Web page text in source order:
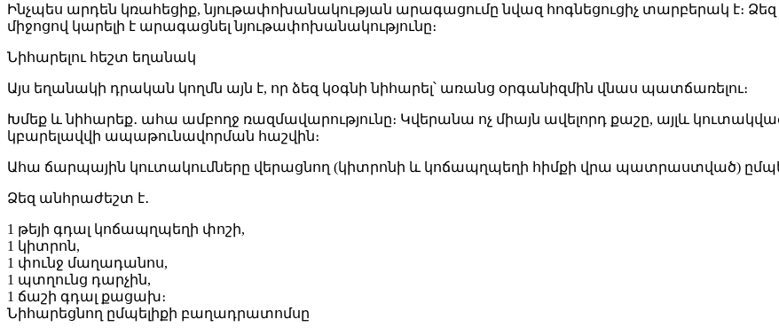
Ինչպես արդեն կռահեցիք, նյութափոխանակության արագացումը նվազ հոգնեցուցիչ տարբերակ է։
միջոցով կարելի է արագացնել նյութափոխանակությունը։
Նիհարելու հեշտ եղանակ
Այս եղանակի դրական կողմն այն է, որ ձեզ կօգնի նիհարել՝ առանց օրգանիզմին վնաս պատճառելու։
Խմեք և նիհարեք․ ահա ամբողջ ռազմավարությունը։ Կվերանա ոչ միայն ավելորդ քաշը, այլև
կբարելավվի ապաթունավորման հաշվին։
Ահա ճարպային կուտակումները վերացնող (կիտրոնի և կոճապղպեղի հիմքի վրա պատրաստված)
Ձեզ անհրաժեշտ է․
1 թեյի գդալ կոճապղպեղի փոշի,
1 կիտրոն,
1 փունջ մաղադանոս,
1 պտղունց դարչին,
1 ճաշի գդալ քացախ։
Նիհարեցնող ըմպելիքի բաղադրատոմսը